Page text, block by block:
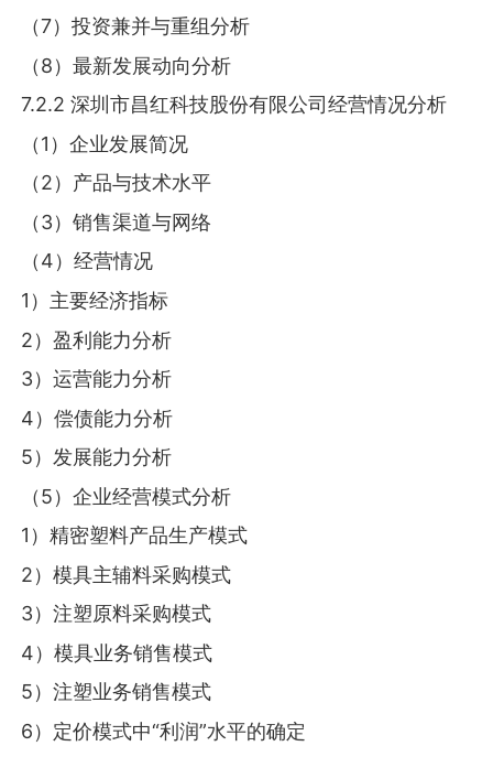
（7）投资兼并与重组分析
（8）最新发展动向分析
7.2.2 深圳市昌红科技股份有限公司经营情况分析
（1）企业发展简况
（2）产品与技术水平
（3）销售渠道与网络
（4）经营情况
1）主要经济指标
2）盈利能力分析
3）运营能力分析
4）偿债能力分析
5）发展能力分析
（5）企业经营模式分析
1）精密塑料产品生产模式
2）模具主辅料采购模式
3）注塑原料采购模式
4）模具业务销售模式
5）注塑业务销售模式
6）定价模式中“利润”水平的确定